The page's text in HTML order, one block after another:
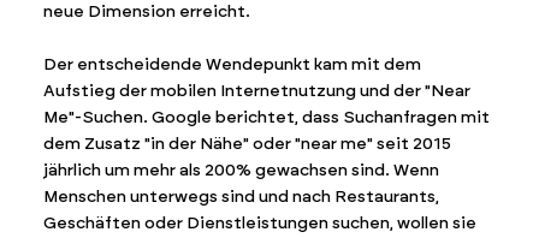
neue Dimension erreicht.
Der entscheidende Wendepunkt kam mit dem
Aufstieg der mobilen Internetnutzung und der "Near
Me"-Suchen. Google berichtet, dass Suchanfragen mit
dem Zusatz "in der Nähe" oder "near me" seit 2015
jährlich um mehr als 200% gewachsen sind. Wenn
Menschen unterwegs sind und nach Restaurants,
Geschäften oder Dienstleistungen suchen, wollen sie